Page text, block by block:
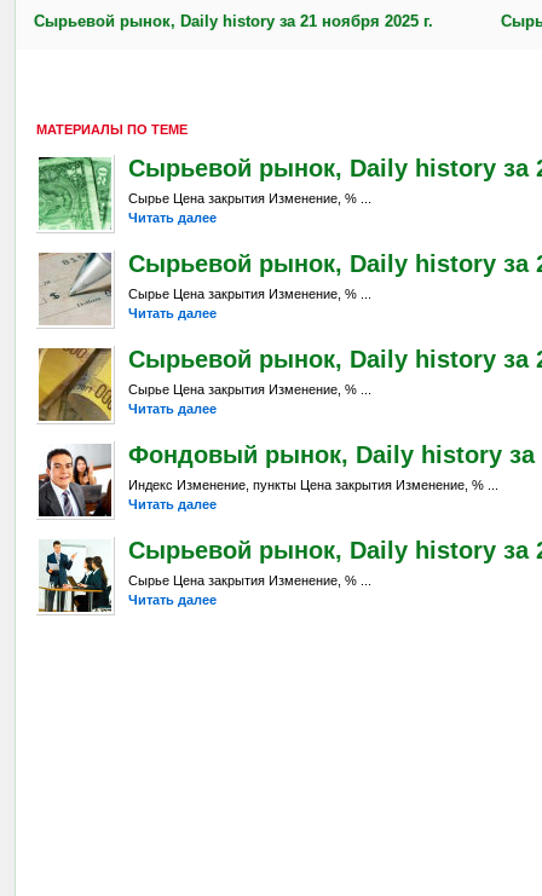
Сырьевой рынок, Daily history за 21 ноября 2025 г.
МАТЕРИАЛЫ ПО ТЕМЕ
Сырьевой рынок, Daily history за
Сырье Цена закрытия Изменение, % ...
Читать далее
Сырьевой рынок, Daily history за
Сырье Цена закрытия Изменение, % ...
Читать далее
Сырьевой рынок, Daily history за
Сырье Цена закрытия Изменение, % ...
Читать далее
Фондовый рынок, Daily history за
Индекс Изменение, пункты Цена закрытия Изменение, % ...
Читать далее
Сырьевой рынок, Daily history за
Сырье Цена закрытия Изменение, % ...
Читать далее